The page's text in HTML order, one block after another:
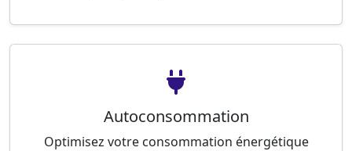
Autoconsommation
Optimisez votre consommation énergétique